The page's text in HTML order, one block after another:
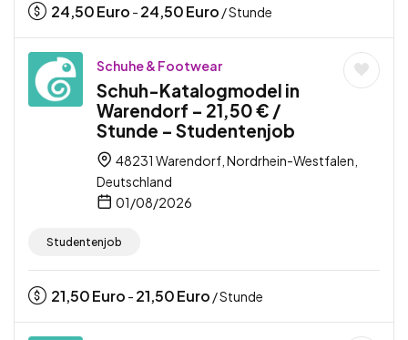
24,50Euro - 24,50Euro / Stunde
Schuhe & Footwear
Schuh-Katalogmodel in
Warendorf – 21,50 € /
Stunde – Studentenjob
48231 Warendorf, Nordrhein-Westfalen,
Deutschland
01/08/2026
Studentenjob
21,50Euro - 21,50Euro / Stunde